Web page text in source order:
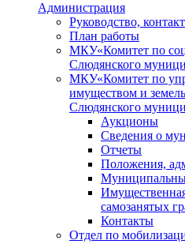
Администрация
Руководство,
План работы
МКУ«Комитет по
Слюдянского
МКУ«Комитет по
имуществом и
Слюдянского
Аукционы
Сведения о
Отчеты
Положения,
самозанятых
Контакты
Отдел по